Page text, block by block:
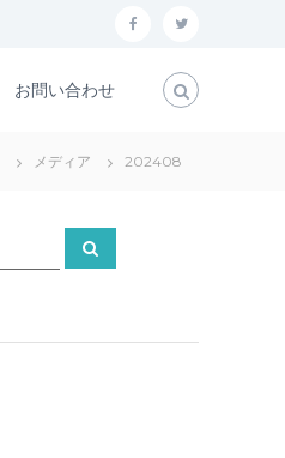
b
t
i
お問い合わせ
メディア 202408
検
索